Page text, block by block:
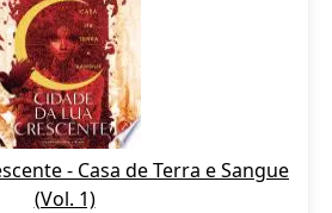
- Casa de Terra e Sangue
(Vol. 1)